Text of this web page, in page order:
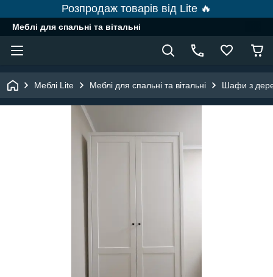
Розпродаж товарів від Lite 🔥
Меблі для спальні та вітальні
Меблі Lite Меблі для спальні та вітальні Шафи з